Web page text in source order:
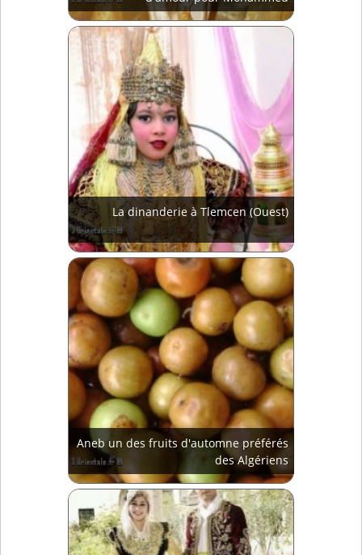
La dinanderie à Tlemcen (Ouest)
Aneb un des fruits d'automne préférés
des Algériens